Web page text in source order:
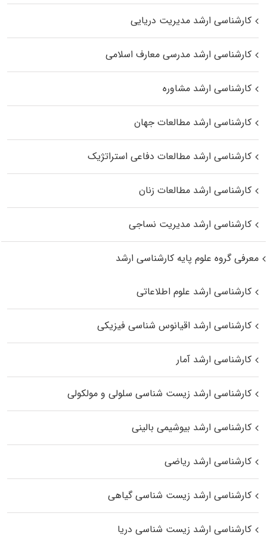
کارشناسی ارشد مدیریت دریایی
کارشناسی ارشد مدرسی معارف اسلامی
کارشناسی ارشد مشاوره
کارشناسی ارشد مطالعات جهان
کارشناسی ارشد مطالعات دفاعی استراتژیک
کارشناسی ارشد مطالعات زنان
کارشناسی ارشد مدیریت نساجی
معرفی گروه علوم پایه کارشناسی ارشد
کارشناسی ارشد علوم اطلاعاتی
کارشناسی ارشد اقیانوس‌ شناسی فیزیکی
کارشناسی ارشد آمار
کارشناسی ارشد زیست شناسی سلولی و مولکولی
کارشناسی ارشد بیوشیمی بالینی
کارشناسی ارشد ریاضی
کارشناسی ارشد زیست‌ شناسی گیاهی
کارشناسی ارشد زیست‌ شناسی دریا